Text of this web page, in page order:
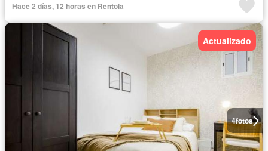
Hace 2 días, 12 horas en Rentola
4fotos
Actualizado